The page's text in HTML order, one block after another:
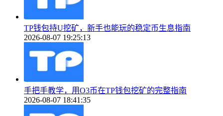
TP钱包持U挖矿，新手也能玩的稳定币生息指南
2026-08-07 19:25:13
手把手教学，用O3币在TP钱包挖矿的完整指南
2026-08-07 18:41:35